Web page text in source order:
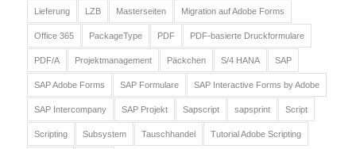
Lieferung LZB Masterseiten Migration auf Adobe Forms
Office 365 PackageType PDF PDF-basierte Druckformulare
PDF/A Projektmanagement Päckchen S/4 HANA SAP
SAP Adobe Forms SAP Formulare SAP Interactive Forms by Adobe
SAP Intercompany SAP Projekt Sapscript sapsprint Script
Scripting Subsystem Tauschhandel Tutorial Adobe Scripting